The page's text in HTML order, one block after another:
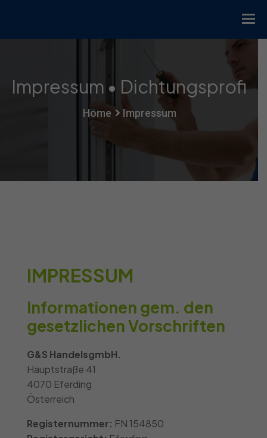
Impressum • Dichtungsprofi
Home Impressum
IMPRESSUM
Informationen gem. den
gesetzlichen Vorschriften
G&S HandelsgmbH.
Hauptstraße 41
4070 Eferding
Österreich
Registernummer: FN 154850